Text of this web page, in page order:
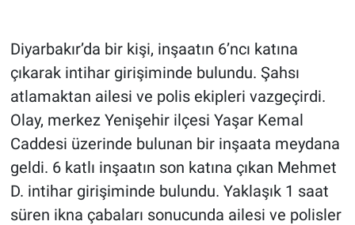
Diyarbakır’da bir kişi, inşaatın 6’ncı katına
çıkarak intihar girişiminde bulundu. Şahsı
atlamaktan ailesi ve polis ekipleri vazgeçirdi.
Olay, merkez Yenişehir ilçesi Yaşar Kemal
Caddesi üzerinde bulunan bir inşaata meydana
geldi. 6 katlı inşaatın son katına çıkan Mehmet
D. intihar girişiminde bulundu. Yaklaşık 1 saat
süren ikna çabaları sonucunda ailesi ve polisler